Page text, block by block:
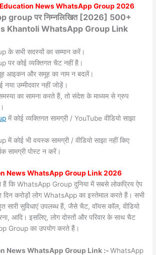
Education News WhatsApp Group 2026
group पर निम्नलिखित [2026] 500+
Khantoli WhatsApp Group Link
के सभी सदस्यों का सम्मान करें।
पर कोई व्यक्तिगत चैट नहीं हैं।
आइकन और समूह का नाम न बदलें।
उम्मीदवार नहीं जोड़ें।
का सामना करते हैं, तो संदेश के माध्यम से ग्रुप
में कोई व्यक्तिगत सामग्री / YouTube वीडियो साझा
कोई भी वयस्क सामग्री / वीडियो साझा नहीं किए
सामग्री पोस्ट न करें।
News WhatsApp Group Link 2026
कि WhatsApp Group दुनिया में सबसे लोकप्रिय ऐप
करोड़ों लोग WhatsApp का इस्तेमाल करते हैं। सभी
सारी सुविधाएं उपलब्ध हैं, जैसे चैट, वॉयस कॉल, वीडियो
आदि। इसलिए, लोग दोस्तों और परिवार के साथ चैट
Group का उपयोग करते हैं।
News WhatsApp Group Link :-WhatsApp